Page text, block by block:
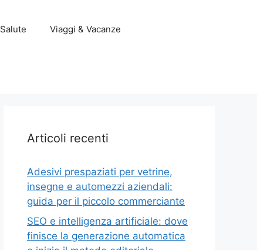
Salute Viaggi & Vacanze
Articoli recenti
Adesivi prespaziati per vetrine,
insegne e automezzi aziendali:
guida per il piccolo commerciante
SEO e intelligenza artificiale: dove
finisce la generazione automatica